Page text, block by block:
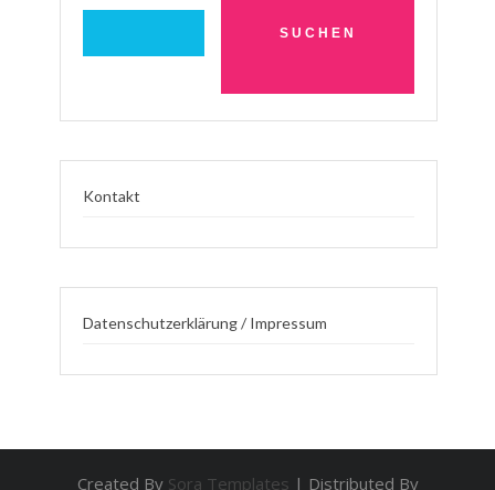
Kontakt
Datenschutzerklärung / Impressum
Created By Sora Templates | Distributed By